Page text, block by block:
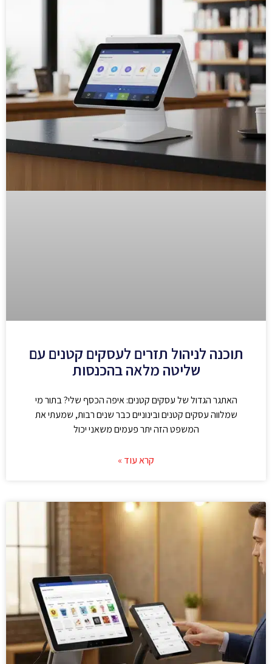
תוכנה לניהול תזרים לעסקים קטנים עם
שליטה מלאה בהכנסות
האתגר הגדול של עסקים קטנים: איפה הכסף שלי? בתור מי
שמלווה עסקים קטנים ובינוניים כבר שנים רבות, שמעתי את
המשפט הזה יתר פעמים משאני יכול
קרא עוד »